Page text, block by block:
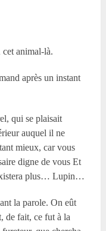
animal-là.
après un instant
qui se plaisait
auquel il ne
mieux, car vous
digne de vous Et
plus… Lupin…
la parole. On eût
de fait, ce fut à la